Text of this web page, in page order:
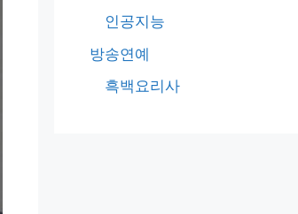
인공지능
방송연예
흑백요리사